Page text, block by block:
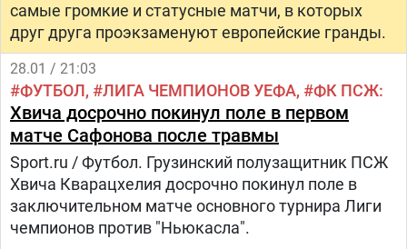
самые громкие и статусные матчи, в которых
друг друга проэкзаменуют европейские гранды.
28.01 / 21:03
ФУТБОЛ ЛИГА ЧЕМПИОНОВ УЕФА ФК ПСЖ
Хвича досрочно покинул поле в первом
матче Сафонова после травмы
Sport.ru / Футбол. Грузинский полузащитник ПСЖ
Хвича Кварацхелия досрочно покинул поле в
заключительном матче основного турнира Лиги
чемпионов против "Ньюкасла".